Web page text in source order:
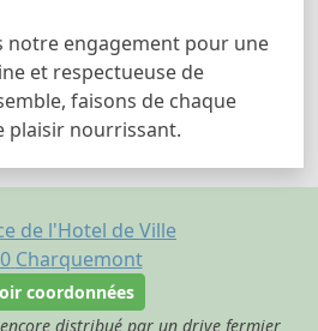
notre engagement pour une
et respectueuse de
faisons de chaque
plaisir nourrissant.
de l'Hotel de Ville
Charquemont
coordonnées
distribué par un drive fermier